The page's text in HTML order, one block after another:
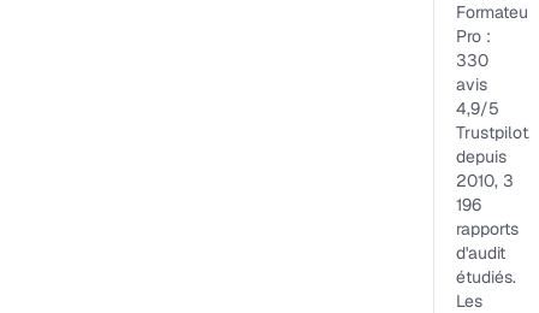
Formateur
Pro :
330
avis
4,9/5
Trustpilot,
depuis
2010, 3
196
rapports
d'audit
étudiés.
Les